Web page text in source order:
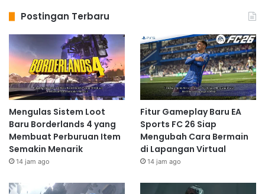
Postingan Terbaru
Mengulas Sistem Loot
Baru Borderlands 4 yang
Membuat Perburuan Item
Semakin Menarik
14 jam ago
Fitur Gameplay Baru EA
Sports FC 26 Siap
Mengubah Cara Bermain
di Lapangan Virtual
14 jam ago